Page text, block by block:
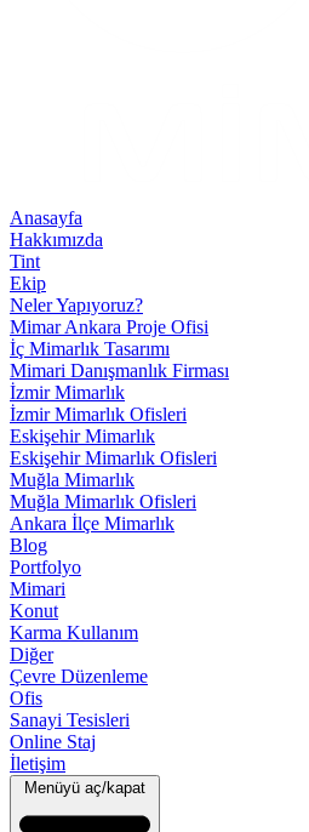
Anasayfa
Hakkımızda
Tint
Ekip
Neler Yapıyoruz?
Mimar Ankara Proje Ofisi
İç Mimarlık Tasarımı
Mimari Danışmanlık Firması
İzmir Mimarlık
İzmir Mimarlık Ofisleri
Eskişehir Mimarlık
Eskişehir Mimarlık Ofisleri
Muğla Mimarlık
Muğla Mimarlık Ofisleri
Ankara İlçe Mimarlık
Blog
Portfolyo
Mimari
Konut
Karma Kullanım
Diğer
Çevre Düzenleme
Ofis
Sanayi Tesisleri
Online Staj
İletişim
Menüyü aç/kapat